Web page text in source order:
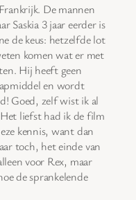
De mannen
Saskia 3 jaar eerder is
de keus: hetzelfde lot
komen wat er met
Hij heeft geen
en wordt
Goed, zelf wist ik al
liefst had ik de film
kennis, want dan
toch, het einde van
voor Rex, maar
de sprankelende